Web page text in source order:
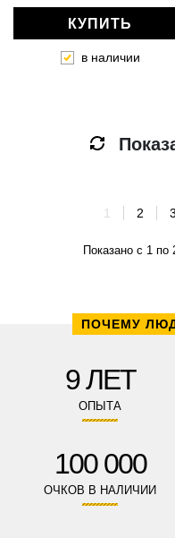
КУПИТЬ
в наличии
1 2 3
Показано с 1 по
ПОЧЕМУ
9 ЛЕТ
ОПЫТА
100 000
ОЧКОВ В НАЛИЧИИ